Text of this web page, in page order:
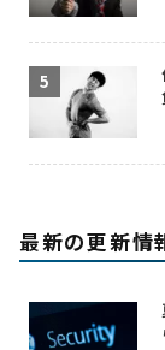
最新の更新情